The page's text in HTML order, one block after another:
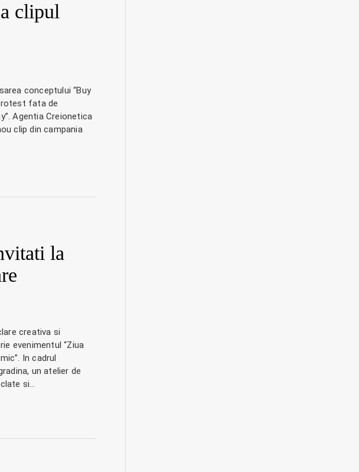
clipul
conceptului “Buy
fata de
Agentia Creionetica
clip din campania
la
creativa si
evenimentul “Ziua
In cadrul
un atelier de
si…